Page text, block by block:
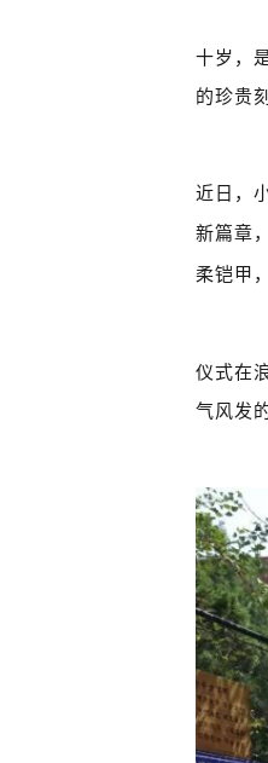
十岁，
的珍贵
近日，
新篇章
柔铠甲
仪式在
气风发